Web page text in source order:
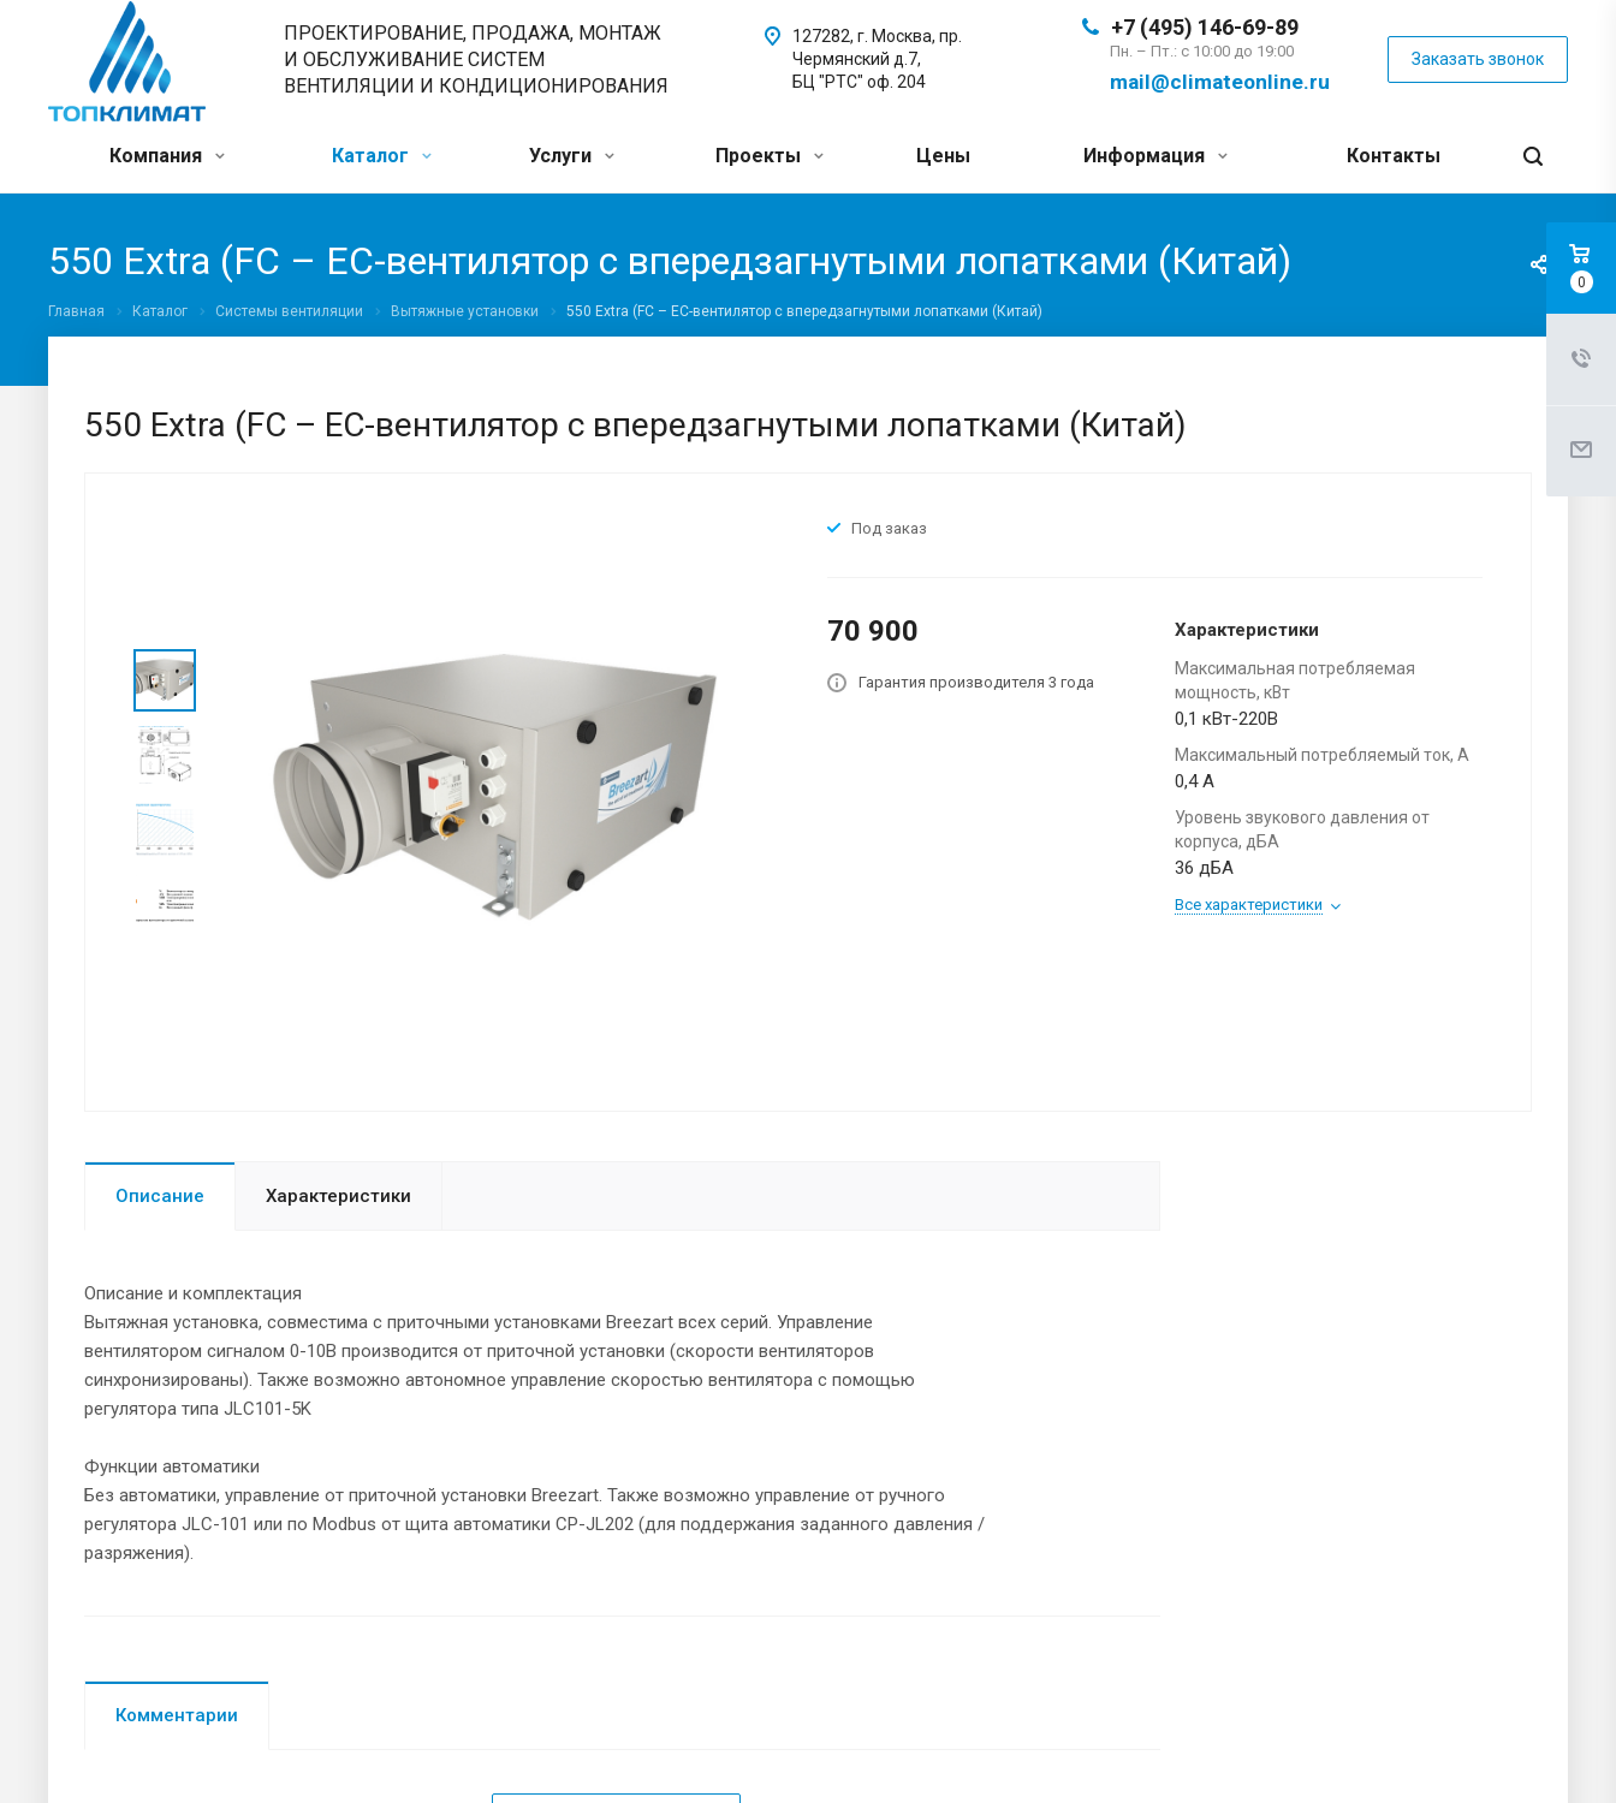
ПРОЕКТИРОВАНИЕ, ПРОДАЖА, МОНТАЖ
И ОБСЛУЖИВАНИЕ СИСТЕМ
ВЕНТИЛЯЦИИ И КОНДИЦИОНИРОВАНИЯ
+7 (495) 146-69-89
Пн. – Пт.: с 10:00 до 19:00
mail@climateonline.ru
Заказать звонок
127282, г. Москва, пр.
Чермянский д.7,
БЦ "РТС" оф. 204
Компания Каталог Услуги Проекты Цены Информация Контакты
550 Extra (FC – ЕС-вентилятор с впередзагнутыми лопатками (Китай)
Главная Каталог Системы вентиляции Вытяжные установки 550 Extra (FC – ЕС-вентилятор с впередзагнутыми лопатками (Китай)
550 Extra (FC – ЕС-вентилятор с впередзагнутыми лопатками (Китай)
Под заказ
70 900
Гарантия производителя 3 года
Характеристики
Максимальная потребляемая
мощность, кВт
0,1 кВт-220В
Максимальный потребляемый ток, А
0,4 А
Уровень звукового давления от
корпуса, дБА
36 дБА
Все характеристики
Описание Характеристики
Описание и комплектация
Вытяжная установка, совместима с приточными установками Breezart всех серий. Управление
вентилятором сигналом 0-10В производится от приточной установки (скорости вентиляторов
синхронизированы). Также возможно автономное управление скоростью вентилятора с помощью
регулятора типа JLС101-5K
Функции автоматики
Без автоматики, управление от приточной установки Breezart. Также возможно управление от ручного
регулятора JLC-101 или по Modbus от щита автоматики CP-JL202 (для поддержания заданного давления /
разряжения).
Комментарии
0